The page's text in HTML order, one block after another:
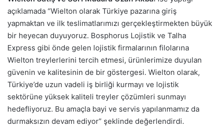
açıklamada “Wielton olarak Türkiye pazarına giriş
yapmaktan ve ilk teslimatlarımızı gerçekleştirmekten büyük
bir heyecan duyuyoruz. Bosphorus Lojistik ve Talha
Express gibi önde gelen lojistik firmalarının filolarına
Wielton treylerlerini tercih etmesi, ürünlerimize duyulan
güvenin ve kalitesinin de bir göstergesi. Wielton olarak,
Türkiye’de uzun vadeli iş birliği kurmayı ve lojistik
sektörüne yüksek kaliteli treyler çözümleri sunmayı
hedefliyoruz. Bu amaçla bayi ve servis yapılanmamız da
durmaksızın devam ediyor” şeklinde değerlendirdi.